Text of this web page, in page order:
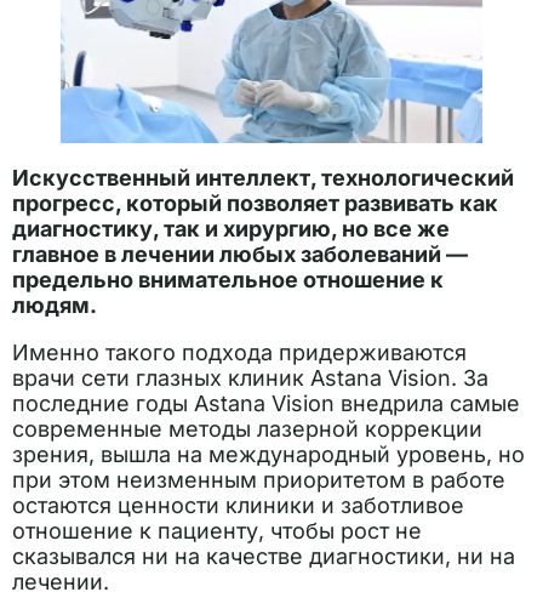
Искусственный интеллект, технологический
прогресс, который позволяет развивать как
диагностику, так и хирургию, но все же
главное в лечении любых заболеваний —
предельно внимательное отношение к
людям.
Именно такого подхода придерживаются
врачи сети глазных клиник Astana Vision. За
последние годы Astana Vision внедрила самые
современные методы лазерной коррекции
зрения, вышла на международный уровень, но
при этом неизменным приоритетом в работе
остаются ценности клиники и заботливое
отношение к пациенту, чтобы рост не
сказывался ни на качестве диагностики, ни на
лечении.